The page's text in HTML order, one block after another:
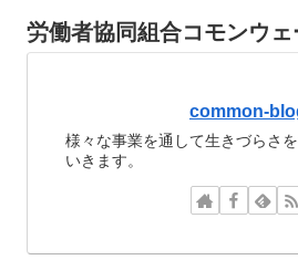
労働者協同組合コモンウェ
common-
様々な事業を通して生きづらさ
いきます。